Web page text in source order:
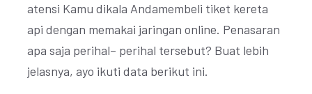
atensi Kamu dikala Andamembeli tiket kereta
api dengan memakai jaringan online. Penasaran
apa saja perihal– perihal tersebut? Buat lebih
jelasnya, ayo ikuti data berikut ini.